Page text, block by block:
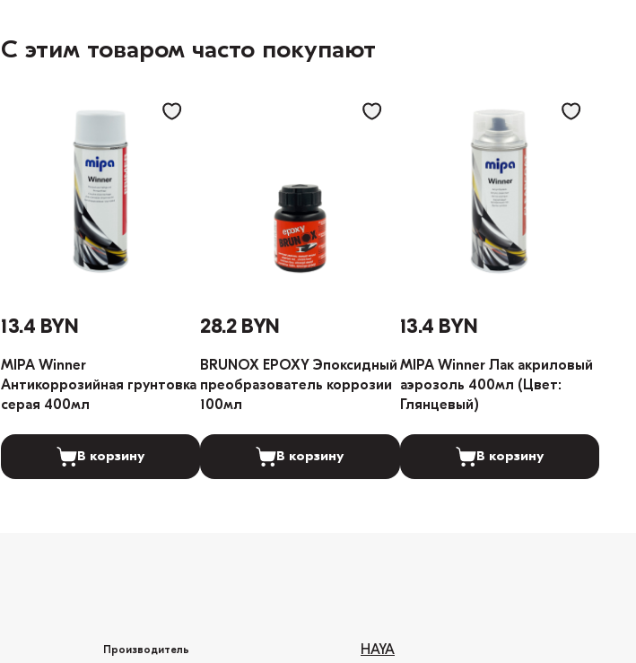
С этим товаром часто покупают
13.4 BYN
MIPA Winner
Антикоррозийная грунтовка
серая 400мл
В корзину
28.2 BYN
BRUNOX EPOXY Эпоксидный
преобразователь коррозии
100мл
В корзину
13.4 BYN
MIPA Winner Лак акриловый
аэрозоль 400мл (Цвет:
Глянцевый)
В корзину
Производитель HAYA